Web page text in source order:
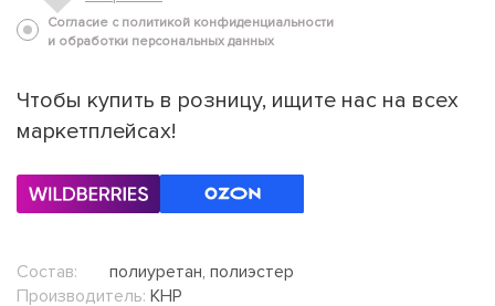
Согласие с политикой конфиденциальности
и обработки персональных данных
Чтобы купить в розницу, ищите нас на всех
маркетплейсах!
Состав:
полиуретан, полиэстер
Производитель: КНР